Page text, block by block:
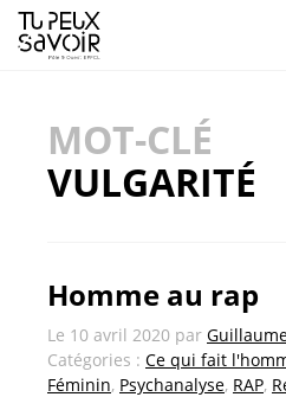
Aller
au
MOT-CLÉ
VULGARITÉ
Homme au rap
Le 10 avril 2020 par
Catégories : Ce qui fait
Féminin, Psychanalyse, RAP,